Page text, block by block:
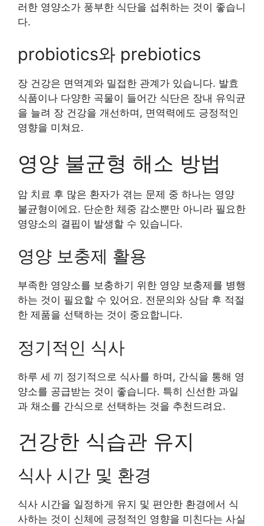
러한 영양소가 풍부한 식단을 섭취하는 것이 좋습니
다.
probiotics와 prebiotics
장 건강은 면역계와 밀접한 관계가 있습니다. 발효
식품이나 다양한 곡물이 들어간 식단은 장내 유익균
을 늘려 장 건강을 개선하며, 면역력에도 긍정적인
영향을 미쳐요.
영양 불균형 해소 방법
암 치료 후 많은 환자가 겪는 문제 중 하나는 영양
불균형이에요. 단순한 체중 감소뿐만 아니라 필요한
영양소의 결핍이 발생할 수 있습니다.
영양 보충제 활용
부족한 영양소를 보충하기 위한 영양 보충제를 병행
하는 것이 필요할 수 있어요. 전문의와 상담 후 적절
한 제품을 선택하는 것이 중요합니다.
정기적인 식사
하루 세 끼 정기적으로 식사를 하며, 간식을 통해 영
양소를 공급받는 것이 좋습니다. 특히 신선한 과일
과 채소를 간식으로 선택하는 것을 추천드려요.
건강한 식습관 유지
식사 시간 및 환경
식사 시간을 일정하게 유지 및 편안한 환경에서 식
사하는 것이 신체에 긍정적인 영향을 미친다는 사실